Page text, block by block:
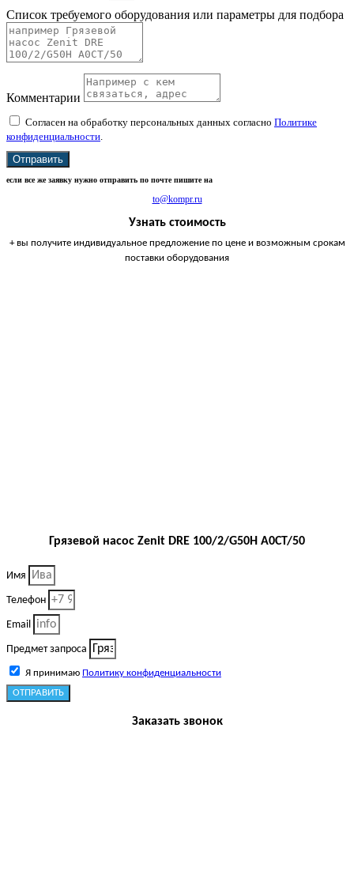
Список требуемого оборудования или параметры для подбора
Комментарии
Согласен на обработку персональных данных согласно Политике
конфиденциальности
Отправить
если все же заявку нужно отправить по почте пишите на
to@kompr.ru
Узнать стоимость
+ вы получите индивидуальное предложение по цене и возможным срокам
поставки оборудования
Грязевой насос Zenit DRE 100/2/G50H A0CT/50
Имя
Телефон
Email
Предмет запроса
Я принимаю Политику конфиденциальности
ОТПРАВИТЬ
Заказать звонок